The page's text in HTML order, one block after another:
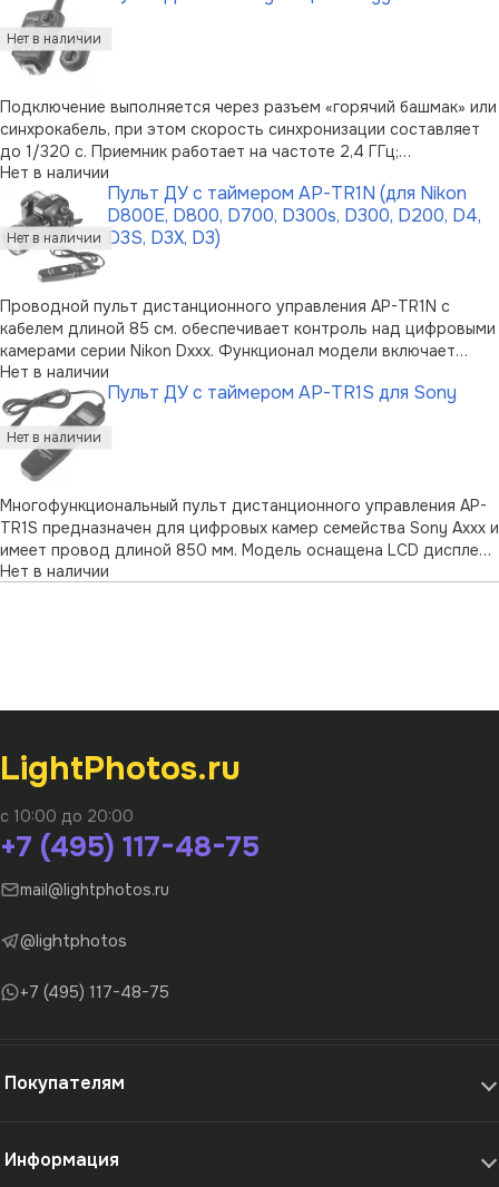
Подключение выполняется через разъем «горячий башмак» или
синхрокабель, при этом скорость синхронизации составляет
до 1/320 с. Приемник работает на частоте 2,4 ГГц;
помехозащищенный алгоритм передачи управляющего сигнала
и возможность выбора одного из 16 каналов увеличивают
дистанцию срабатывания …
Нет в наличии
Пульт ДУ с таймером AP-TR1N (для Nikon
D800E, D800, D700, D300s, D300, D200, D4,
D3S, D3X, D3)
Проводной пульт дистанционного управления AP-TR1N с
кабелем длиной 85 см. обеспечивает контроль над цифровыми
камерами серии Nikon Dxxx. Функционал модели включает
информативный LCD дисплей с подсветкой, интервалометр,
таймер и трехпозиционную клавишу управления затвором.
Питается пульт от двух э …
Нет в наличии
Пульт ДУ с таймером AP-TR1S для Sony
Многофункциональный пульт дистанционного управления AP-
TR1S предназначен для цифровых камер семейства Sony Axxx и
имеет провод длиной 850 мм. Модель оснащена LCD дисплеем
с подсветкой и трехпозиционной клавишей управления
Нет в наличии
LightPhotos.ru
с 10:00 до 20:00
+7 (495) 117-48-75
mail@lightphotos.ru
@lightphotos
+7 (495) 117-48-75
Покупателям
Информация